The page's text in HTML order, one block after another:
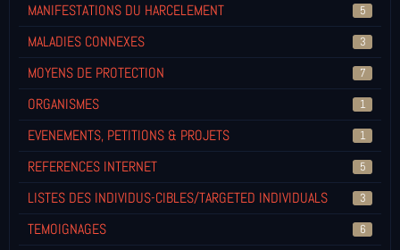
MANIFESTATIONS DU HARCELEMENT 5
MALADIES CONNEXES 3
MOYENS DE PROTECTION 7
ORGANISMES 1
EVENEMENTS, PETITIONS & PROJETS 1
REFERENCES INTERNET 5
LISTES DES INDIVIDUS-CIBLES/TARGETED INDIVIDUALS 3
TEMOIGNAGES 6